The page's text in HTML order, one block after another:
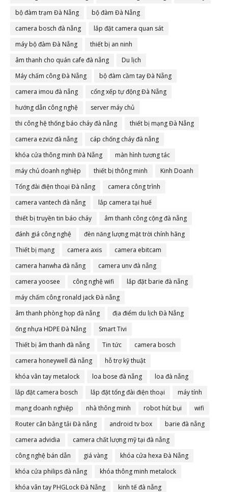
bộ đàm trạm Đà Nẵng
bộ đàm Đà Nẵng
camera bosch đà nẵng
lắp đặt camera quan sát
máy bộ đàm Đà Nẵng
thiết bị an ninh
âm thanh cho quán cafe đà nẵng
Du lịch
Máy chấm công Đà Nẵng
bộ đàm cầm tay Đà Nẵng
camera imou đà nẵng
cổng xếp tự động Đà Nẵng
hướng dẫn công nghệ
server máy chủ
thi công hệ thống báo cháy đà nẵng
thiết bị mạng Đà Nẵng
camera ezviz đà nẵng
cáp chống cháy đà nẵng
khóa cửa thông minh Đà Nẵng
màn hình tương tác
máy chủ doanh nghiệp
thiết bị thông minh
Kinh Doanh
Tổng đài điện thoại Đà nẵng
camera công trình
camera vantech đà nẵng
lắp camera tại huế
thiết bị truyền tin báo cháy
âm thanh công cộng đà nẵng
đánh giá công nghệ
đèn năng lượng mặt trời chính hãng
Thiết bị mạng
camera axis
camera ebitcam
camera hanwha đà nẵng
camera unv đà nẵng
camera yoosee
công nghệ wifi
lắp đặt barie đà nẵng
máy chấm công ronald jack Đà nẵng
âm thanh phòng họp đà nẵng
địa điểm du lịch Đà Nẵng
ống nhựa HDPE Đà Nẵng
Smart Tivi
Thiết bị âm thanh đà nẵng
Tin tức
camera bosch
camera honeywell đà nẵng
hỗ trợ kỹ thuật
khóa vân tay metalock
loa bose đà nẵng
loa đà nẵng
lắp đặt camera bosch
lắp đặt tổng đài điện thoại
máy tính
mạng doanh nghiệp
nhà thông minh robot hút bụi
wifi
Router cân bằng tải Đà nẵng
android tv box
barie đà nẵng
camera advidia
camera chất lượng mỹ tại đà nẵng
công nghệ bán dẫn
giá vàng
khóa cửa hexa Đà Nẵng
khóa cửa philips đà nẵng
khóa thông minh metalock
khóa vân tay PHGLock Đà Nẵng
kinh tế đà nẵng